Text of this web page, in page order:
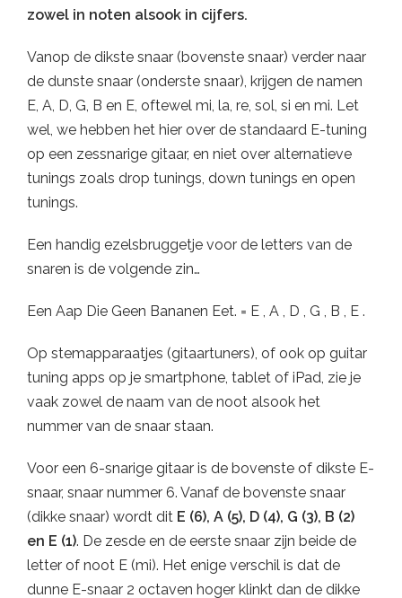
zowel in noten alsook in cijfers.
Vanop de dikste snaar (bovenste snaar) verder naar
de dunste snaar (onderste snaar), krijgen de namen
E, A, D, G, B en E, oftewel mi, la, re, sol, si en mi. Let
wel, we hebben het hier over de standaard E-tuning
op een zessnarige gitaar, en niet over alternatieve
tunings zoals drop tunings, down tunings en open
tunings.
Een handig ezelsbruggetje voor de letters van de
snaren is de volgende zin…
Een Aap Die Geen Bananen Eet. = E , A , D , G , B , E .
Op stemapparaatjes (gitaartuners), of ook op guitar
tuning apps op je smartphone, tablet of iPad, zie je
vaak zowel de naam van de noot alsook het
nummer van de snaar staan.
Voor een 6-snarige gitaar is de bovenste of dikste E-
snaar, snaar nummer 6. Vanaf de bovenste snaar
(dikke snaar) wordt dit E (6), A (5), D (4), G (3), B (2)
en E (1). De zesde en de eerste snaar zijn beide de
letter of noot E (mi). Het enige verschil is dat de
dunne E-snaar 2 octaven hoger klinkt dan de dikke